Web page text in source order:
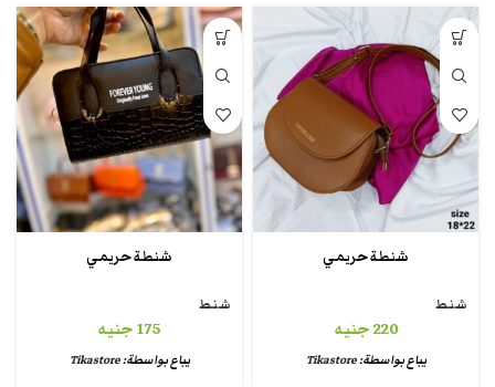
شنطة حريمي
شنط
220جنيه
يباع بواسطة:Tikastore
شنطة حريمي
شنط
175جنيه
يباع بواسطة:Tikastore